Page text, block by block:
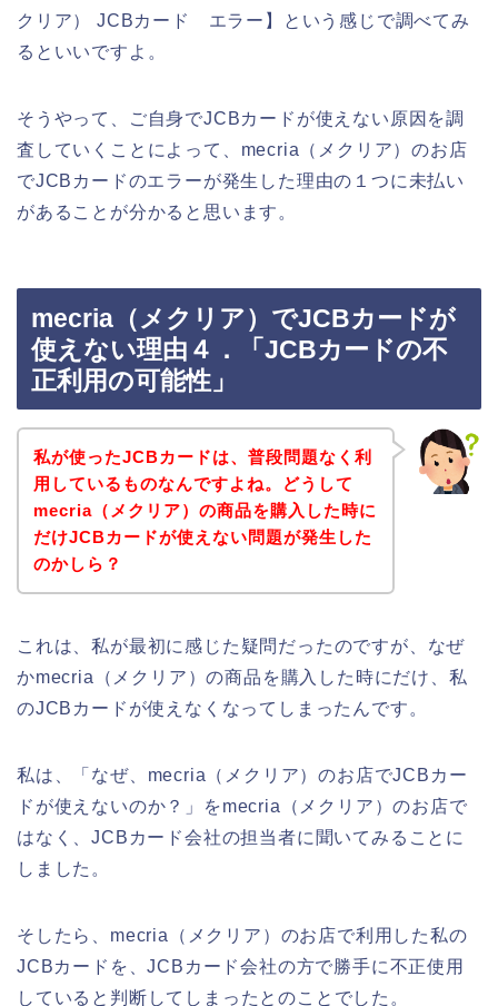
クリア） JCBカード エラー】という感じで調べてみ
るといいですよ。
そうやって、ご自身でJCBカードが使えない原因を調
査していくことによって、mecria（メクリア）のお店
でJCBカードのエラーが発生した理由の１つに未払い
があることが分かると思います。
mecria（メクリア）でJCBカードが
使えない理由４．「JCBカードの不
正利用の可能性」
私が使ったJCBカードは、普段問題なく利
用しているものなんですよね。どうして
mecria（メクリア）の商品を購入した時に
だけJCBカードが使えない問題が発生した
のかしら？
これは、私が最初に感じた疑問だったのですが、なぜ
かmecria（メクリア）の商品を購入した時にだけ、私
のJCBカードが使えなくなってしまったんです。
私は、「なぜ、mecria（メクリア）のお店でJCBカー
ドが使えないのか？」をmecria（メクリア）のお店で
はなく、JCBカード会社の担当者に聞いてみることに
しました。
そしたら、mecria（メクリア）のお店で利用した私の
JCBカードを、JCBカード会社の方で勝手に不正使用
していると判断してしまったとのことでした。